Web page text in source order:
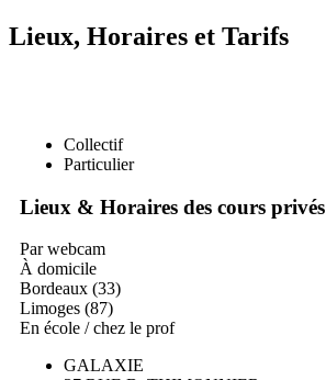
Lieux, Horaires et Tarifs
Collectif
Particulier
Lieux & Horaires des cours privés
Par webcam
À domicile
Bordeaux (33)
Limoges (87)
En école / chez le prof
GALAXIE